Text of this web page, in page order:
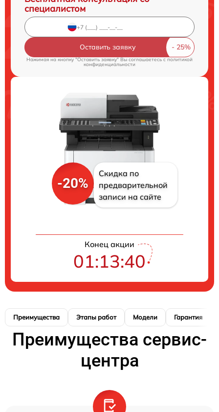
специалистом
Оставить заявку
Нажимая на кнопку "Оставить заявку" Вы соглашаетесь c политикой
конфиденциальности
-20%
Скидка по
предварительной
записи на сайте
Конец акции
01:13:39
Преимущества Этапы работ Модели Гарантия
Преимущества сервис-
центра